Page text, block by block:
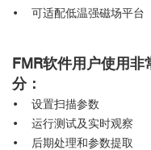
• 可适配低温强磁场平台
FMR软件用户使用
分：
• 设置扫描参数
• 运行测试及实时观察
•
后期处理和参数提取